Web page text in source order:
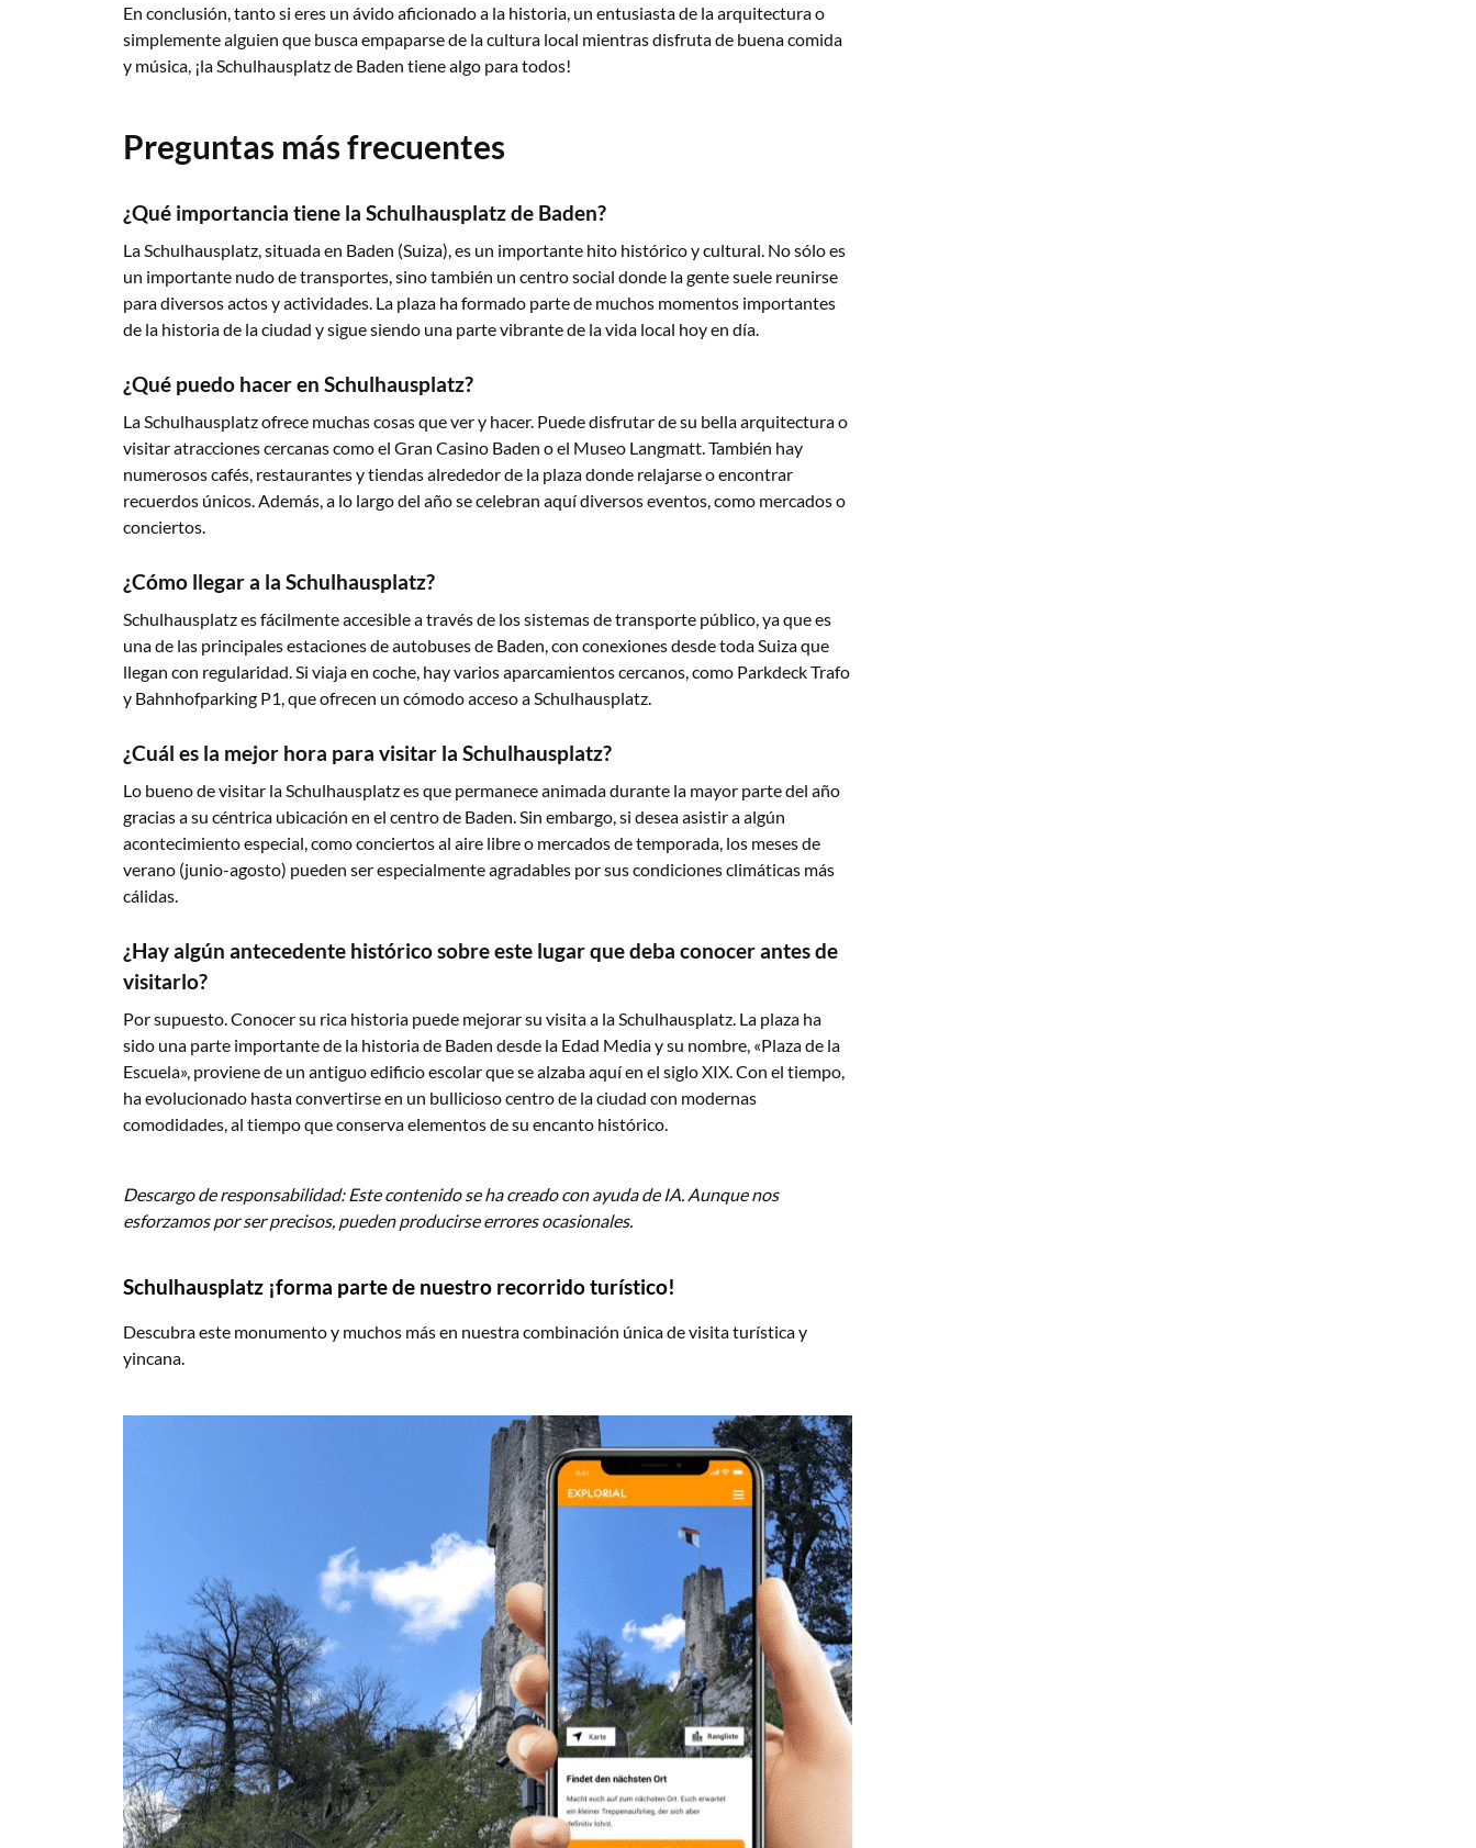
En conclusión, tanto si eres un ávido aficionado a la historia, un entusiasta de la arquitectura o
simplemente alguien que busca empaparse de la cultura local mientras disfruta de buena comida
y música, ¡la Schulhausplatz de Baden tiene algo para todos!
Preguntas más frecuentes
¿Qué importancia tiene la Schulhausplatz de Baden?
La Schulhausplatz, situada en Baden (Suiza), es un importante hito histórico y cultural. No sólo es
un importante nudo de transportes, sino también un centro social donde la gente suele reunirse
para diversos actos y actividades. La plaza ha formado parte de muchos momentos importantes
de la historia de la ciudad y sigue siendo una parte vibrante de la vida local hoy en día.
¿Qué puedo hacer en Schulhausplatz?
La Schulhausplatz ofrece muchas cosas que ver y hacer. Puede disfrutar de su bella arquitectura o
visitar atracciones cercanas como el Gran Casino Baden o el Museo Langmatt. También hay
numerosos cafés, restaurantes y tiendas alrededor de la plaza donde relajarse o encontrar
recuerdos únicos. Además, a lo largo del año se celebran aquí diversos eventos, como mercados o
conciertos.
¿Cómo llegar a la Schulhausplatz?
Schulhausplatz es fácilmente accesible a través de los sistemas de transporte público, ya que es
una de las principales estaciones de autobuses de Baden, con conexiones desde toda Suiza que
llegan con regularidad. Si viaja en coche, hay varios aparcamientos cercanos, como Parkdeck Trafo
y Bahnhofparking P1, que ofrecen un cómodo acceso a Schulhausplatz.
¿Cuál es la mejor hora para visitar la Schulhausplatz?
Lo bueno de visitar la Schulhausplatz es que permanece animada durante la mayor parte del año
gracias a su céntrica ubicación en el centro de Baden. Sin embargo, si desea asistir a algún
acontecimiento especial, como conciertos al aire libre o mercados de temporada, los meses de
verano (junio-agosto) pueden ser especialmente agradables por sus condiciones climáticas más
cálidas.
¿Hay algún antecedente histórico sobre este lugar que deba conocer antes de
visitarlo?
Por supuesto. Conocer su rica historia puede mejorar su visita a la Schulhausplatz. La plaza ha
sido una parte importante de la historia de Baden desde la Edad Media y su nombre, «Plaza de la
Escuela», proviene de un antiguo edificio escolar que se alzaba aquí en el siglo XIX. Con el tiempo,
ha evolucionado hasta convertirse en un bullicioso centro de la ciudad con modernas
comodidades, al tiempo que conserva elementos de su encanto histórico.
Descargo de responsabilidad: Este contenido se ha creado con ayuda de IA. Aunque nos
esforzamos por ser precisos, pueden producirse errores ocasionales.
Schulhausplatz ¡forma parte de nuestro recorrido turístico!
Descubra este monumento y muchos más en nuestra combinación única de visita turística y
yincana.